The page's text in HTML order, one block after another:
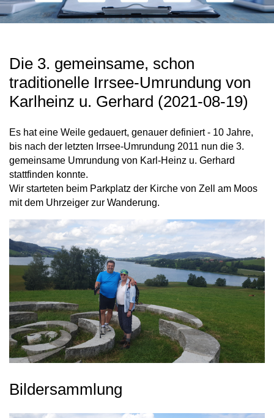
Die 3. gemeinsame, schon
traditionelle Irrsee-Umrundung von
Karlheinz u. Gerhard (2021-08-19)
Es hat eine Weile gedauert, genauer definiert - 10 Jahre,
bis nach der letzten Irrsee-Umrundung 2011 nun die 3.
gemeinsame Umrundung von Karl-Heinz u. Gerhard
stattfinden konnte.
Wir starteten beim Parkplatz der Kirche von Zell am Moos
mit dem Uhrzeiger zur Wanderung.
Bildersammlung